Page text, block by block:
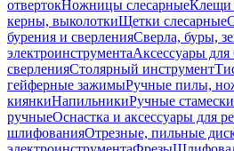
отвертокНожницы слесарныеКлещи
керны, выколоткиЩетки слесарные
бурения и сверленияСверла, буры,
электроинструментаАксессуары для
сверленияСтолярный инструмент
гейферные зажимыРучные пилы,
киянкиНапильникиРучные стамески
ручныеОснастка и аксессуары для
шлифованияОтрезные, пильные